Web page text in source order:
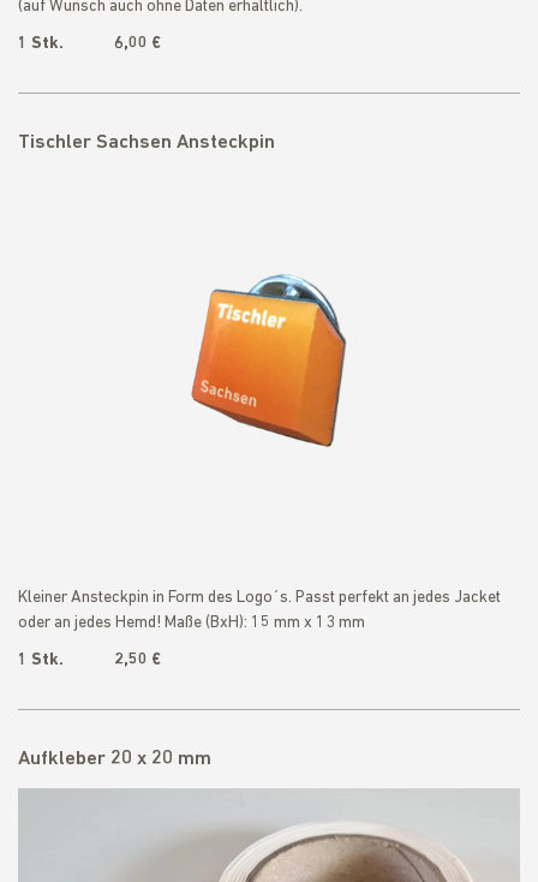
(auf Wunsch auch ohne Daten erhältlich).
1 Stk. 6,00 €
Tischler Sachsen Ansteckpin
Kleiner Ansteckpin in Form des Logo´s. Passt perfekt an jedes Jacket
oder an jedes Hemd! Maße (BxH): 15 mm x 13 mm
1 Stk. 2,50 €
Aufkleber 20 x 20 mm